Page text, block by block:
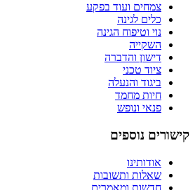
צמחים ועוד בפקע
כלים לגינה
נוי וטיפוח הגינה
השקייה
דישון והדברה
ציוד טכני
ביגוד והנעלה
חיות מחמד
פנאי ונופש
קישורים נוספים
אודותינו
שאלות ותשובות
חדשות ומאמרים